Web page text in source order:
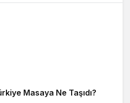
Masaya Ne Taşıdı?